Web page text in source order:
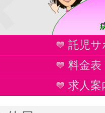
託児
料金表
求人案